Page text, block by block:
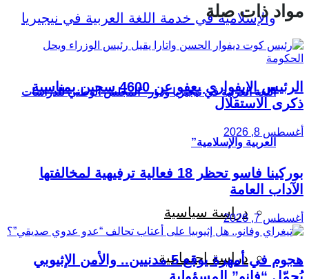
اللغة العربية في نيجيريا ودور “المجلس الوطني للدراسات
العربية والإسلامية”
دراسة سياسية
دراسة اجتماعية
مواد ذات صلة
الرئيس الإيفواري يعفو عن 4600 سجين بمناسبة
ذكرى الاستقلال
أغسطس 8, 2026
بوركينا فاسو تحظر 18 فعالية ترفيهية لمخالفتها
الآداب العامة
أغسطس 7, 2026
هجوم في أمهرة يوقع 5 مدنيين.. والأمن الإثيوبي